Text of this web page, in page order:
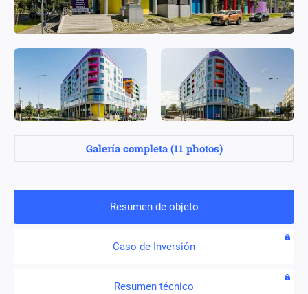
Galería completa (11 photos)
Resumen de objeto
Caso de Inversión
Resumen técnico